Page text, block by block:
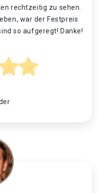
rechtzeitig zu sehen.
war der Festpreis
so aufgeregt! Danke!